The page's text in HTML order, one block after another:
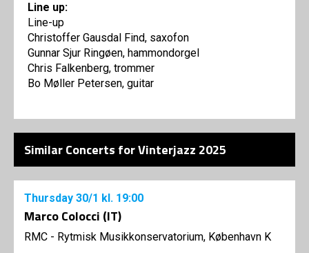
Line up:
Line-up
Christoffer Gausdal Find, saxofon
Gunnar Sjur Ringøen, hammondorgel
Chris Falkenberg, trommer
Bo Møller Petersen, guitar
Similar Concerts for Vinterjazz 2025
Thursday 30/1 kl. 19:00
Marco Colocci (IT)
RMC - Rytmisk Musikkonservatorium, København K